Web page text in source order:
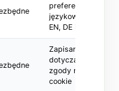
preferencji
językowej (NL,
EN, DE itp.)
Zapisanie wyboru
dotyczącego
zgody na pliki
cookie